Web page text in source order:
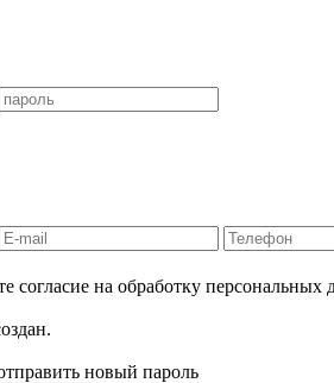
согласие на обработку
новый пароль